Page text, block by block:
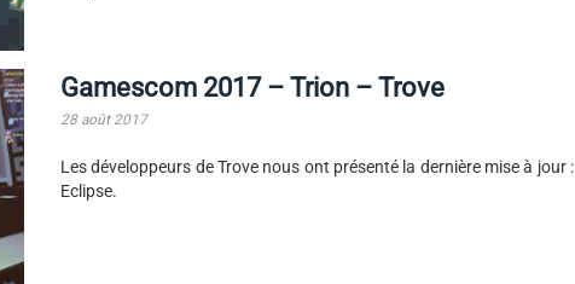
Gamescom 2017 – Trion – Trove
28 août 2017
Les développeurs de Trove nous ont présenté la dernière mise à jour :
Eclipse.